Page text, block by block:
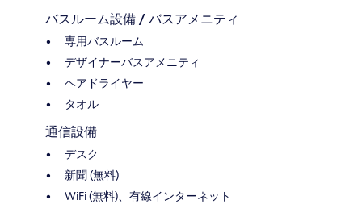
バスルーム設備 / バスアメニティ
専用バスルーム
デザイナーバスアメニティ
ヘアドライヤー
タオル
通信設備
デスク
新聞 (無料)
WiFi (無料)、有線インターネット